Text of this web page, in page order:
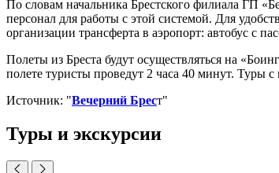
По словам начальника Брестского филиала ГП
персонал для работы с этой системой. Для
организации трансферта в аэропорт: автобус с
Полеты из Бреста будут осуществляться на
полете туристы проведут 2 часа 40 минут. Туры
Источник: "Вечерний Брест"
Туры и экскурсии